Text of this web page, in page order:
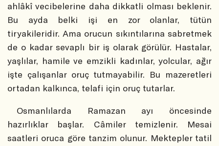
ahlâkî vecibelerine daha dikkatli olması beklenir.
Bu ayda belki işi en zor olanlar, tütün
tiryakileridir. Ama orucun sıkıntılarına sabretmek
de o kadar sevaplı bir iş olarak görülür. Hastalar,
yaşlılar, hamile ve emzikli kadınlar, yolcular, ağır
işte çalışanlar oruç tutmayabilir. Bu mazeretleri
ortadan kalkınca, telafi için oruç tutarlar.
Osmanlılarda Ramazan ayı öncesinde
hazırlıklar başlar. Câmiler temizlenir. Mesai
saatleri oruca göre tanzim olunur. Mektepler tatil